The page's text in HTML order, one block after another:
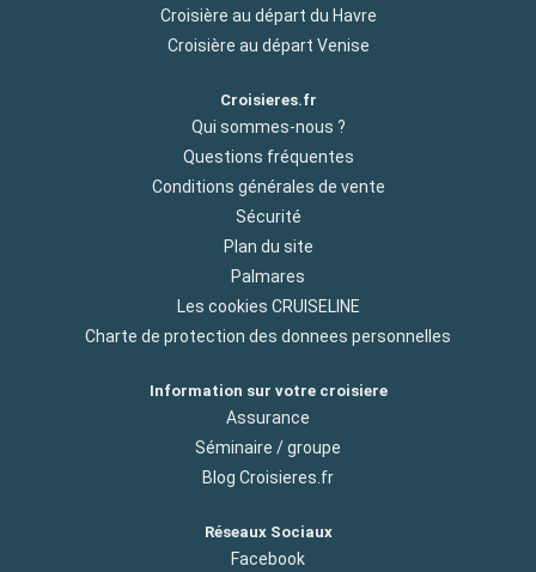
Croisière au départ du Havre
Croisière au départ Venise
Croisieres.fr
Qui sommes-nous ?
Questions fréquentes
Conditions générales de vente
Sécurité
Plan du site
Palmares
Les cookies CRUISELINE
Charte de protection des donnees personnelles
Information sur votre croisiere
Assurance
Séminaire / groupe
Blog Croisieres.fr
Réseaux Sociaux
Facebook